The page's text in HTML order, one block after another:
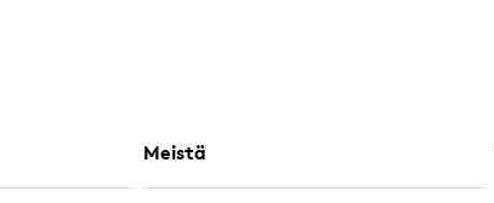
Meistä